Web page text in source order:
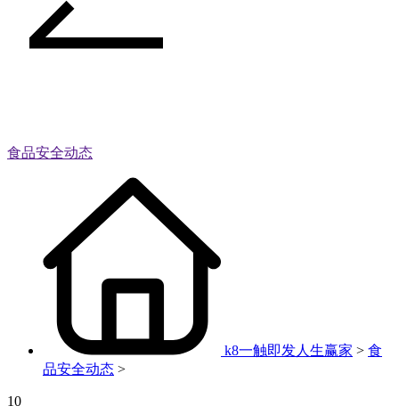
食品安全动态
k8一触即发人生赢家 > 食
品安全动态 >
10